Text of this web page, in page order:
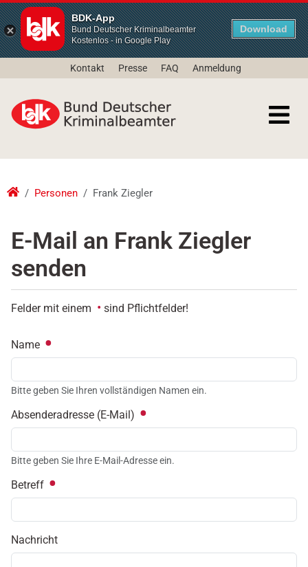
BDK-App
Bund Deutscher Kriminalbeamter
Kostenlos - in Google Play
Download
Kontakt Presse FAQ Anmeldung
Personen Frank Ziegler
E-Mail an Frank Ziegler
senden
Felder mit einem sind Pflichtfelder!
Name
Bitte geben Sie Ihren vollständigen Namen ein.
Absenderadresse (E-Mail)
Bitte geben Sie Ihre E-Mail-Adresse ein.
Betreff
Nachricht